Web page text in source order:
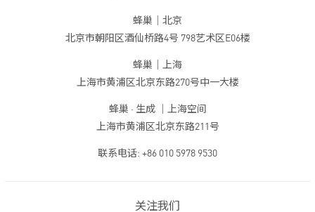
蜂巢｜北京
北京市朝阳区酒仙桥路4号 798艺术区E06楼
蜂巢｜上海
上海市黄浦区北京东路270号中一大楼
蜂巢 · 生成 ｜上海空间
上海市黄浦区北京东路211号
联系电话: +86 010 5978 9530
关注我们